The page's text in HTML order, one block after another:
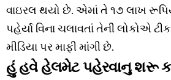
વાઇરલ થયો છે. એમાં તે ૧૭ લાખ
પહેર્યા વિના ચલાવતાં તેની લોકોએ
મીડિયા પર માફી માંગી છે.
હું હવે હેલમેટ પહેરવાનુ શરૂ